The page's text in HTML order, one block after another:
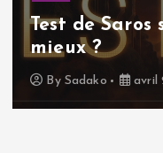
Test de Saros
mieux ?
By Sadako avril